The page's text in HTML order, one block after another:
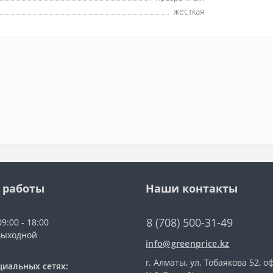
жесткая
- 18:00
сетях:
Наши контакты
8 (708) 500-31-49
info@greenprice.kz
г. Алматы, ул. Тобаякова 52,